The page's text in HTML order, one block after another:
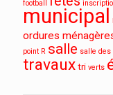
football
municipal
ordures
point R salle salle des
travaux tri verts